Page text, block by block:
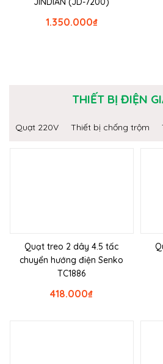
₫
1.350.000
THIẾT BỊ ĐIỆN
Quạt 220V Thiết bị chống trộm
Quạt treo 2 dây 4.5 tấc
chuyển hướng điện Senko
TC1886
₫
418.000